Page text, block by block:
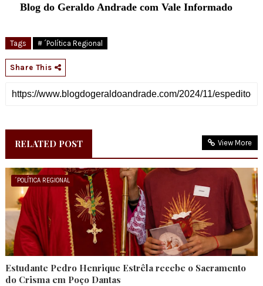
Blog do Geraldo Andrade com Vale Informado
Tags # ´Política Regional
Share This
RELATED POST View More
´POLÍTICA REGIONAL
Estudante Pedro Henrique Estrêla recebe o Sacramento
do Crisma em Poço Dantas